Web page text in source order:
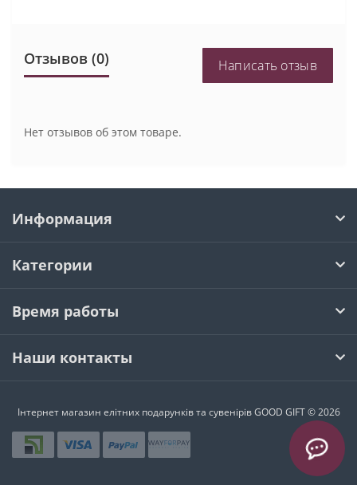
Отзывов (0) Написать отзыв
Нет отзывов об этом товаре.
Информация
Категории
Время работы
Наши контакты
Інтернет магазин елітних подарунків та сувенірів GOOD GIFT © 2026